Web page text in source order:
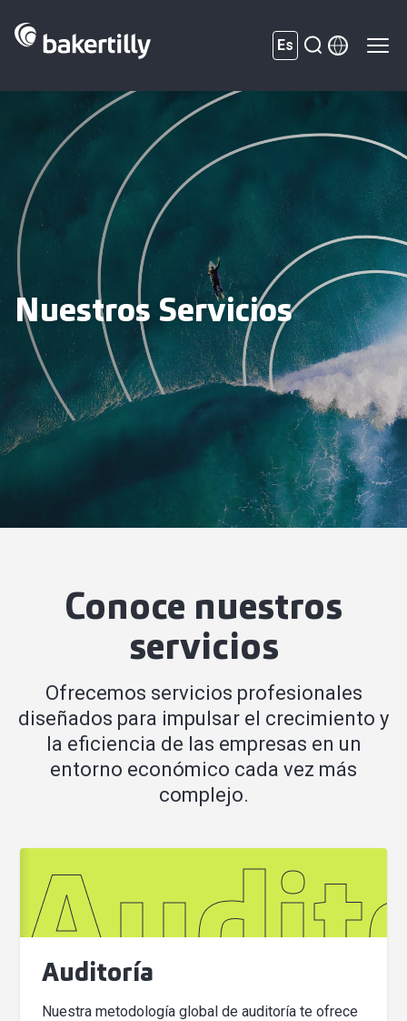
Es
Nuestros Servicios
Conoce nuestros
servicios
Ofrecemos servicios profesionales
diseñados para impulsar el crecimiento y
la eficiencia de las empresas en un
entorno económico cada vez más
complejo.
Auditoría
Nuestra metodología global de auditoría te ofrece